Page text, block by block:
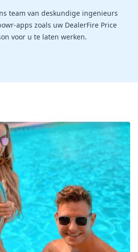
team van deskundige ingenieurs
apps zoals uw DealerFire Price
voor u te laten werken.